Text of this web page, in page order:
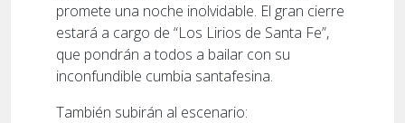
promete una noche inolvidable. El gran cierre
estará a cargo de “Los Lirios de Santa Fe”,
que pondrán a todos a bailar con su
inconfundible cumbia santafesina.
También subirán al escenario: